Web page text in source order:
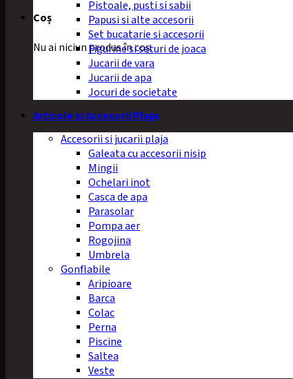
Coș
Nu ai niciun produs în coș.
Pistoale, pusti si sabii
Papusi si alte accesorii
Set bucatarie si accesorii
Figurine si seturi de joaca
Jucarii de vara
Jucarii de apa
Jocuri de societate
Articole si Accesorii Plaja
Accesorii si jucarii plaja
Galeata cu accesorii nisip
Mingii
Ochelari inot
Casca de apa
Parasolar
Pompa aer
Rogojina
Umbrela
Gonflabile
Aripioare
Barca
Colac
Perna
Piscine
Saltea
Veste